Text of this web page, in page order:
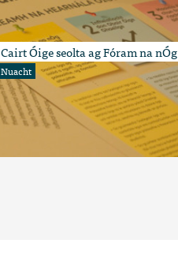
Cairt Óige seolta ag Fóram na nÓg
Nuacht